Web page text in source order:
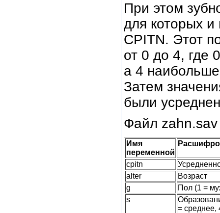
При этом
для которых и
CPITN. Этот
от 0 до 4, где
а 4
Затем
были
Файл
Имя
переменной
cpitn
alter
Возраст
g
Пол (1 =
s
= среднее,